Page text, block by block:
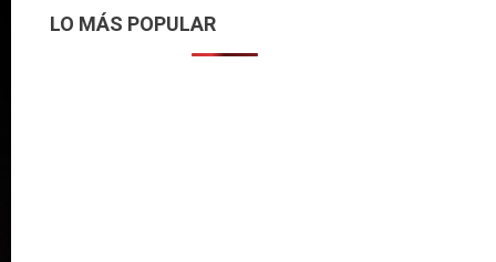
LO MÁS POPULAR